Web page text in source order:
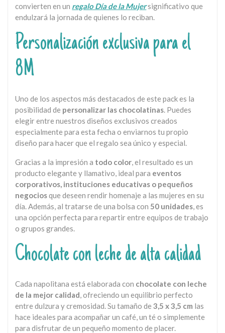
convierten en un regalo Día de la Mujersignificativo que
endulzará la jornada de quienes lo reciban.
Personalización exclusiva para el
8M
Uno de los aspectos más destacados de este pack es la
posibilidad de personalizar las chocolatinas. Puedes
elegir entre nuestros diseños exclusivos creados
especialmente para esta fecha o enviarnos tu propio
diseño para hacer que el regalo sea único y especial.
Gracias a la impresión a todo color, el resultado es un
producto elegante y llamativo, ideal para eventos
corporativos, instituciones educativas o pequeños
negociosque deseen rendir homenaje a las mujeres en su
día. Además, al tratarse de una bolsa con 50 unidades, es
una opción perfecta para repartir entre equipos de trabajo
o grupos grandes.
Chocolate con leche de alta calidad
Cada napolitana está elaborada con chocolate con leche
de la mejor calidad, ofreciendo un equilibrio perfecto
entre dulzura y cremosidad. Su tamaño de3,5 x 3,5 cm las
hace ideales para acompañar un café, un té o simplemente
para disfrutar de un pequeño momento de placer.